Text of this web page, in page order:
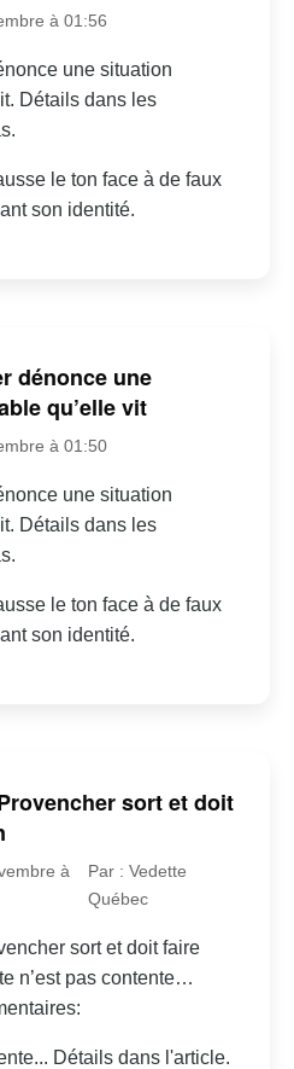
à 01:56
une situation
Détails dans les
le ton face à de faux
son identité.
dénonce une
qu’elle vit
à 01:50
une situation
Détails dans les
le ton face à de faux
son identité.
sort et doit
à
Par : Vedette
Québec
sort et doit faire
n’est pas contente…
Détails dans l'article.